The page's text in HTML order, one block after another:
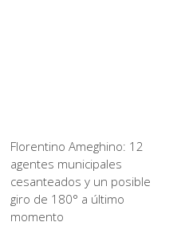
Florentino Ameghino: 12
agentes municipales
cesanteados y un posible
giro de 180° a último
momento